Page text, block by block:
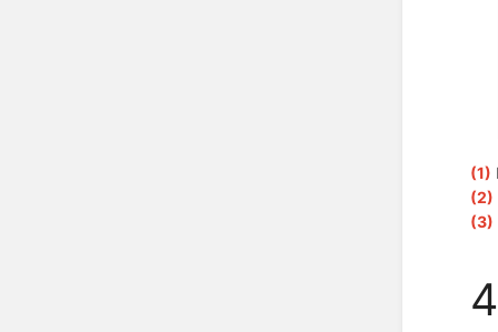
(1)
(2)
(3)